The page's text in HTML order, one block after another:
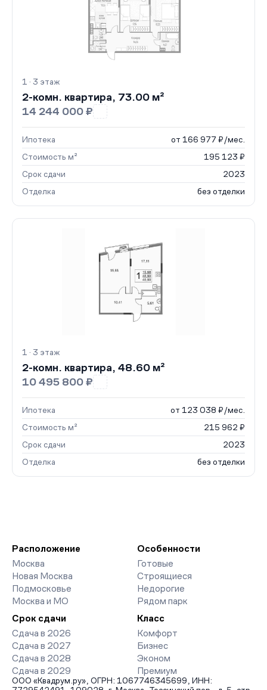
1 · 3 этаж
2-комн. квартира, 73.00 м²
14 244 000 ₽
Ипотека
от 166 977 ₽/мес.
Стоимость м²
195 123 ₽
Срок сдачи
2023
Отделка
без отделки
1 · 3 этаж
2-комн. квартира, 48.60 м²
10 495 800 ₽
Ипотека
от 123 038 ₽/мес.
Стоимость м²
215 962 ₽
Срок сдачи
2023
Отделка
без отделки
Расположение
Москва
Новая Москва
Подмосковье
Москва и МО
Особенности
Готовые
Строящиеся
Недорогие
Рядом парк
Срок сдачи
Сдача в 2026
Сдача в 2027
Сдача в 2028
Сдача в 2029
Класс
Комфорт
Бизнес
Эконом
Премиум
ООО «Квадрум.ру», ОГРН: 1067746345699, ИНН: